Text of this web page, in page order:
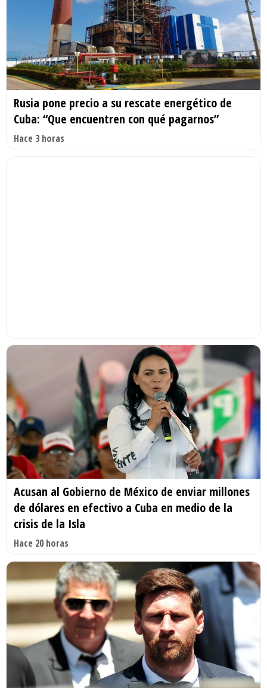
Rusia pone precio a su rescate energético de
Cuba: “Que encuentren con qué pagarnos”
Hace 3 horas
Acusan al Gobierno de México de enviar millones
de dólares en efectivo a Cuba en medio de la
crisis de la Isla
Hace 20 horas